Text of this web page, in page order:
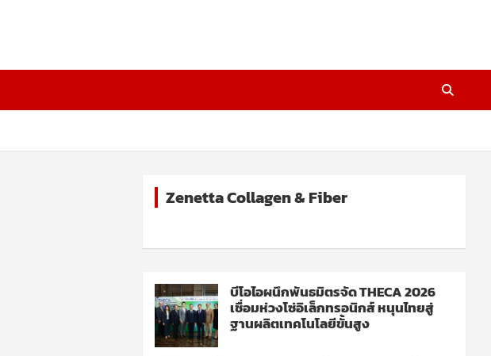
Zenetta Collagen & Fiber
บีโอไอผนึกพันธมิตรจัด THECA 2026
เชื่อมห่วงโซ่อิเล็กทรอนิกส์ หนุนไทยสู่
ฐานผลิตเทคโนโลยีขั้นสูง